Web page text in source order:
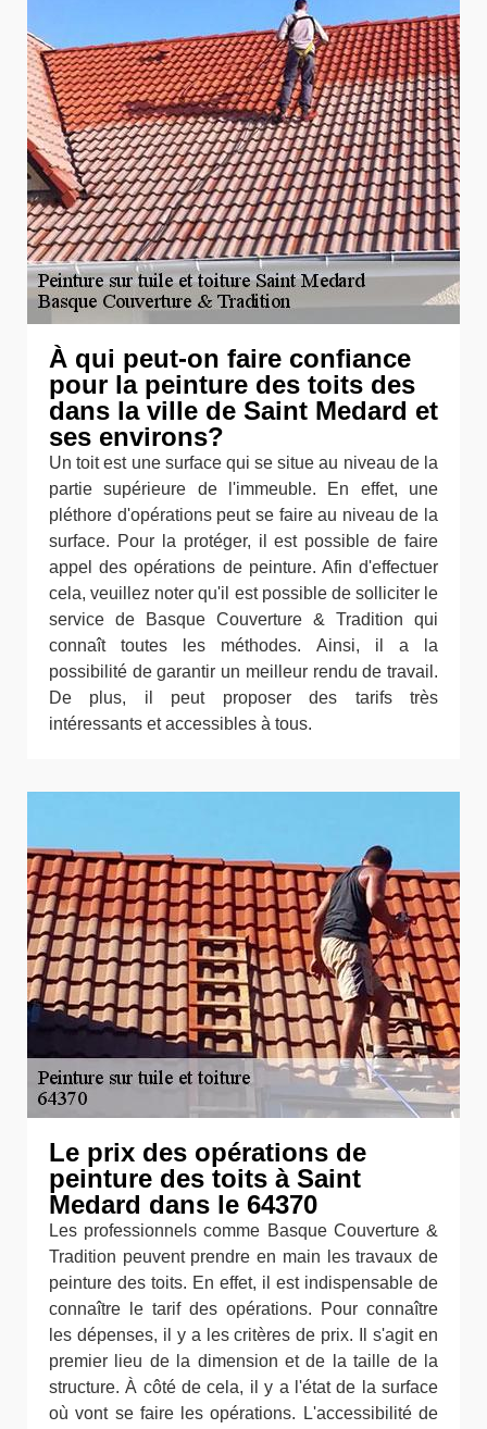
À qui peut-on faire confiance
pour la peinture des toits des
dans la ville de Saint Medard et
ses environs?
Un toit est une surface qui se situe au niveau de la
partie supérieure de l'immeuble. En effet, une
pléthore d'opérations peut se faire au niveau de la
surface. Pour la protéger, il est possible de faire
appel des opérations de peinture. Afin d'effectuer
cela, veuillez noter qu'il est possible de solliciter le
service de Basque Couverture & Tradition qui
connaît toutes les méthodes. Ainsi, il a la
possibilité de garantir un meilleur rendu de travail.
De plus, il peut proposer des tarifs très
intéressants et accessibles à tous.
Le prix des opérations de
peinture des toits à Saint
Medard dans le 64370
Les professionnels comme Basque Couverture &
Tradition peuvent prendre en main les travaux de
peinture des toits. En effet, il est indispensable de
connaître le tarif des opérations. Pour connaître
les dépenses, il y a les critères de prix. Il s'agit en
premier lieu de la dimension et de la taille de la
structure. À côté de cela, il y a l'état de la surface
où vont se faire les opérations. L'accessibilité de